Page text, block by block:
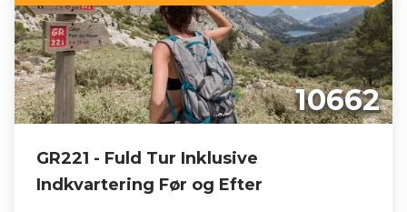
10662
GR221 - Fuld Tur Inklusive
Indkvartering Før og Efter